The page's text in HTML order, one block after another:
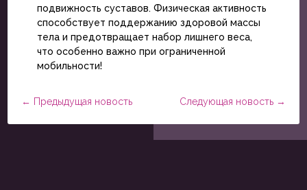
подвижность суставов. Физическая активность
способствует поддержанию здоровой массы
тела и предотвращает набор лишнего веса,
что особенно важно при ограниченной
мобильности!
← Предыдущая новость Следующая новость→